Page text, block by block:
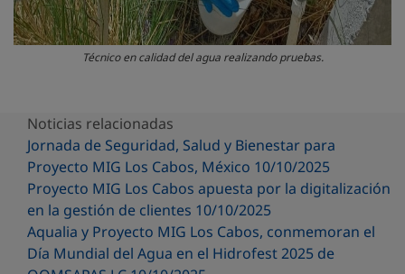
Técnico en calidad del agua realizando pruebas.
Noticias relacionadas
Jornada de Seguridad, Salud y Bienestar para
Proyecto MIG Los Cabos, México 10/10/2025
Proyecto MIG Los Cabos apuesta por la digitalización
en la gestión de clientes 10/10/2025
Aqualia y Proyecto MIG Los Cabos, conmemoran el
Día Mundial del Agua en el Hidrofest 2025 de